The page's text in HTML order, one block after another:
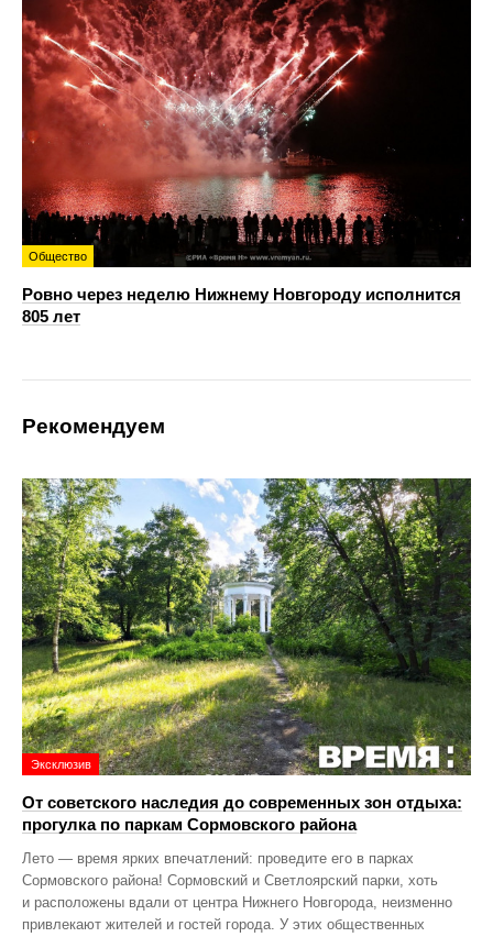
Общество
Ровно через неделю Нижнему Новгороду исполнится
805 лет
Рекомендуем
Эксклюзив
От советского наследия до современных зон отдыха:
прогулка по паркам Сормовского района
Лето — время ярких впечатлений: проведите его в парках
Сормовского района! Сормовский и Светлоярский парки, хоть
и расположены вдали от центра Нижнего Новгорода, неизменно
привлекают жителей и гостей города. У этих общественных